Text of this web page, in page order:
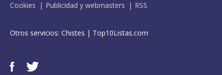
Cookies
Publicidad y webmasters RSS
Otros servicios: Chistes | Top10Listas.com